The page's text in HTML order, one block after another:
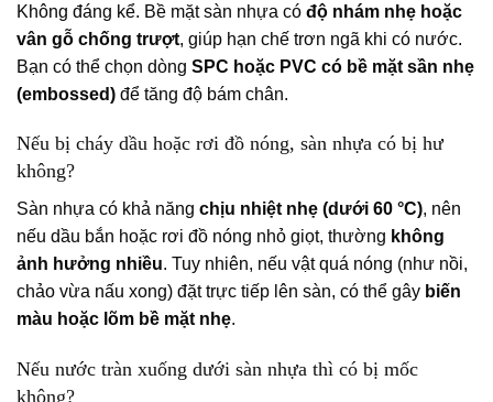
Không đáng kể. Bề mặt sàn nhựa có độ nhám nhẹ hoặc
vân gỗ chống trượt, giúp hạn chế trơn ngã khi có nước.
Bạn có thể chọn dòng SPC hoặc PVC có bề mặt sần nhẹ
(embossed) để tăng độ bám chân.
Nếu bị cháy dầu hoặc rơi đồ nóng, sàn nhựa có bị hư
không?
Sàn nhựa có khả năng chịu nhiệt nhẹ (dưới 60 °C), nên
nếu dầu bắn hoặc rơi đồ nóng nhỏ giọt, thường không
ảnh hưởng nhiều. Tuy nhiên, nếu vật quá nóng (như nồi,
chảo vừa nấu xong) đặt trực tiếp lên sàn, có thể gây biến
màu hoặc lõm bề mặt nhẹ.
Nếu nước tràn xuống dưới sàn nhựa thì có bị mốc
không?